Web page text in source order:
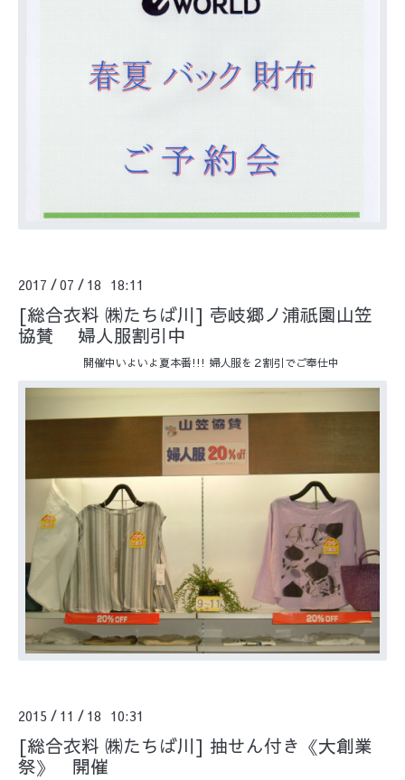
2017 /07 / 18 18:11
[総合衣料 ㈱たちば川] 壱岐郷ノ浦祇園山笠
協賛 婦人服割引中
開催中いよいよ夏本番!!! 婦人服を２割引でご奉仕中
2015 / 11 / 18 10:31
[総合衣料 ㈱たちば川] 抽せん付き《大創業
祭》 開催